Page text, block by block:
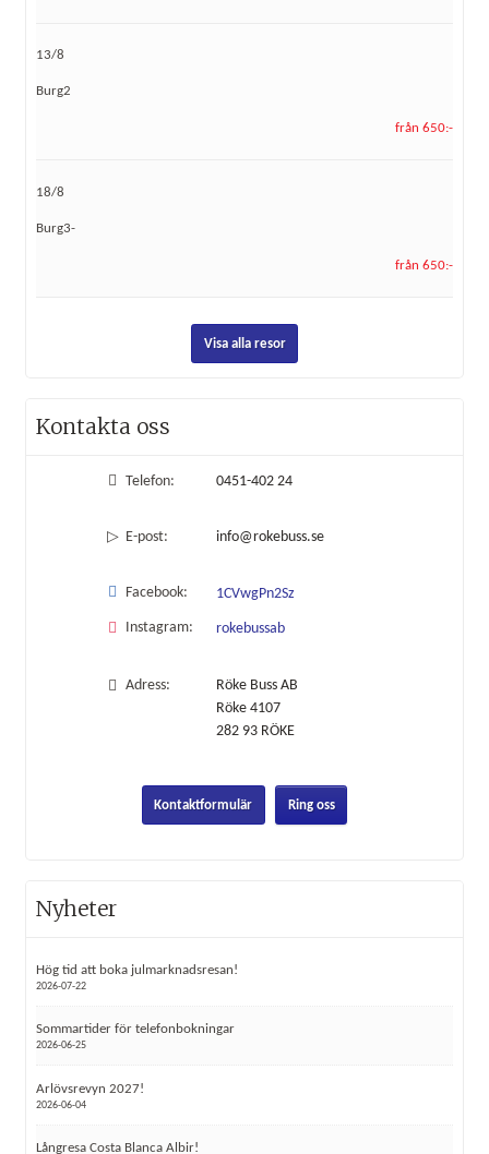
13/8
Burg2
från 650:-
18/8
Burg3-
från 650:-
Visa alla resor
Kontakta oss
Telefon: 0451-402 24
E-post: info@rokebuss.se
Facebook: 1CVwgPn2Sz
Instagram: rokebussab
Adress:
Röke Buss AB
Röke 4107
282 93 RÖKE
Kontaktformulär Ring oss
Nyheter
Hög tid att boka julmarknadsresan!
2026-07-22
Sommartider för telefonbokningar
2026-06-25
Arlövsrevyn 2027!
2026-06-04
Långresa Costa Blanca Albir!